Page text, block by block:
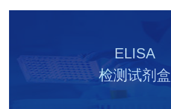
ELISA
检测试剂盒